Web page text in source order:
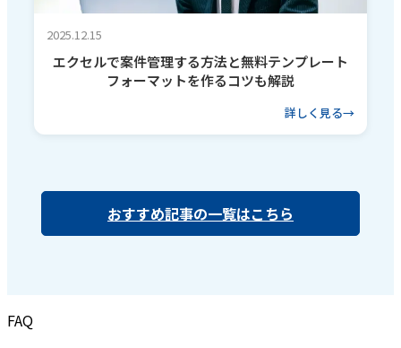
2025.12.15
エクセルで案件管理する方法と無料テンプレート
フォーマットを作るコツも解説
詳しく見る
おすすめ記事の一覧はこちら
FAQ